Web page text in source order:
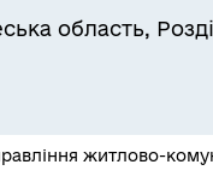
область,
житлово-